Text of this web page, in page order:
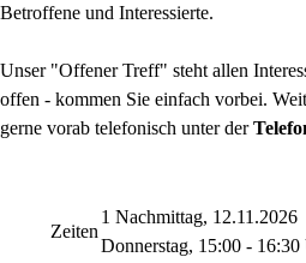
Betroffene und Interessierte.
Unser "Offener Treff" steht allen
offen - kommen Sie einfach vorbei.
gerne vorab telefonisch unter der
Zeiten
1 Nachmittag, 12.11.2026
Donnerstag, 15:00 - 16:30